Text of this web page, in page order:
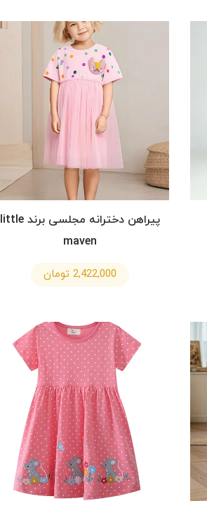
پیراهن دخترانه مجلسی برند little
maven
2,422,000 تومان